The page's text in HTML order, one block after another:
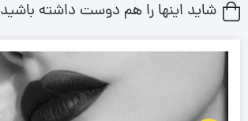
شاید اینها را هم دوست داشته باشید